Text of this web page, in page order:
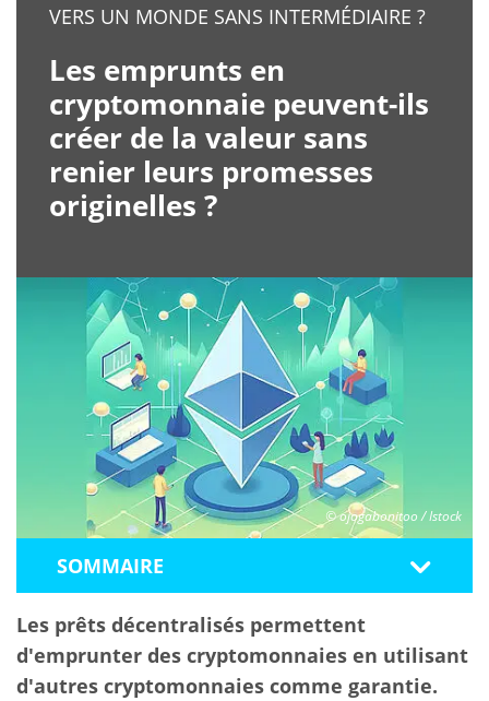
VERS UN MONDE SANS INTERMÉDIAIRE ?
Les emprunts en
cryptomonnaie peuvent-ils
créer de la valeur sans
renier leurs promesses
originelles ?
© ojogabonitoo / Istock
SOMMAIRE
Les prêts décentralisés permettent
d'emprunter des cryptomonnaies en utilisant
d'autres cryptomonnaies comme garantie.